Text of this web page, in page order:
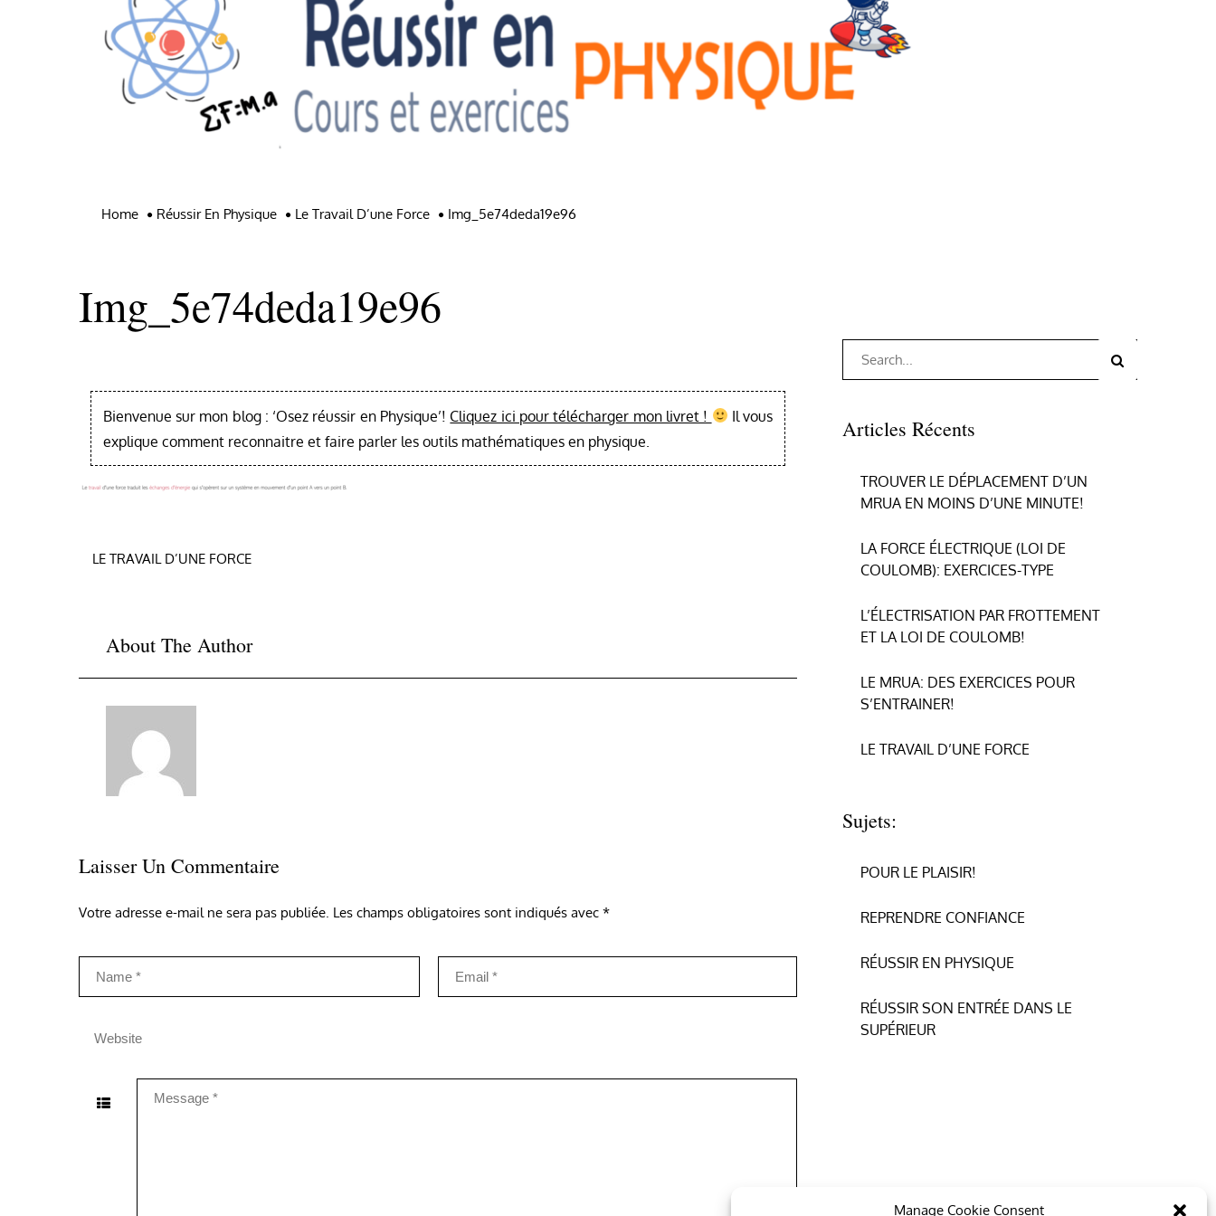
Manage Cookie Consent
Home Réussir En Physique Le Travail D’une Force Img_5e74deda19e96
Img_5e74deda19e96
Bienvenue sur mon blog : ‘Osez réussir en Physique’! Cliquez ici pour télécharger mon livret !
Il vous
explique comment reconnaitre et faire parler les outils mathématiques en physique.
Navigation
l’article
LE TRAVAIL D’UNE FORCE
About The Author
Laisser Un Commentaire
Votre adresse e-mail ne sera pas publiée. Les champs obligatoires sont indiqués avec *
Search
Articles Récents
TROUVER LE DÉPLACEMENT D’UN
MRUA EN MOINS D’UNE MINUTE!
LA FORCE ÉLECTRIQUE (LOI DE
COULOMB): EXERCICES-TYPE
L’ÉLECTRISATION PAR FROTTEMENT
ET LA LOI DE COULOMB!
LE MRUA: DES EXERCICES POUR
S’ENTRAINER!
LE TRAVAIL D’UNE FORCE
Sujets:
POUR LE PLAISIR!
REPRENDRE CONFIANCE
RÉUSSIR EN PHYSIQUE
RÉUSSIR SON ENTRÉE DANS LE
SUPÉRIEUR